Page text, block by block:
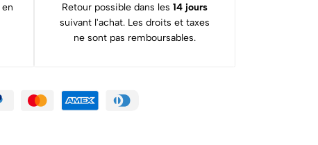
en
Retour possible dans les 14 jours
suivant l'achat. Les droits et taxes
ne sont pas remboursables.